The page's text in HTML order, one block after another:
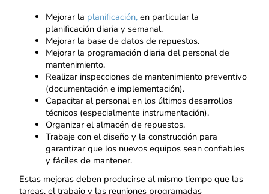
Mejorar la planificación, en particular la
planificación diaria y semanal.
Mejorar la base de datos de repuestos.
Mejorar la programación diaria del personal de
mantenimiento.
Realizar inspecciones de mantenimiento preventivo
(documentación e implementación).
Capacitar al personal en los últimos desarrollos
técnicos (especialmente instrumentación).
Organizar el almacén de repuestos.
Trabaje con el diseño y la construcción para
garantizar que los nuevos equipos sean confiables
y fáciles de mantener.
Estas mejoras deben producirse al mismo tiempo que las
tareas, el trabajo y las reuniones programadas